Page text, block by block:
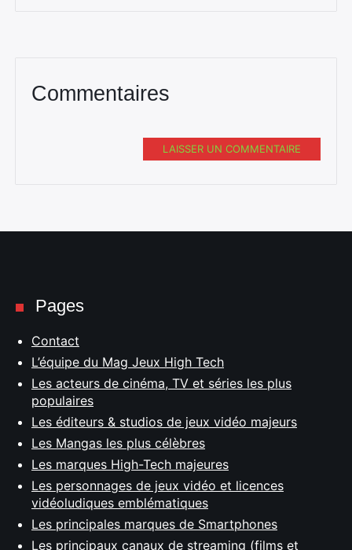
Commentaires
LAISSER UN COMMENTAIRE
Pages
Contact
L’équipe du Mag Jeux High Tech
Les acteurs de cinéma, TV et séries les plus
populaires
Les éditeurs & studios de jeux vidéo majeurs
Les Mangas les plus célèbres
Les marques High-Tech majeures
Les personnages de jeux vidéo et licences
vidéoludiques emblématiques
Les principales marques de Smartphones
Les principaux canaux de streaming (films et